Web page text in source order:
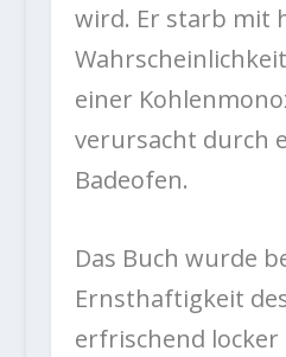
wird. Er starb mit
einer
verursacht durch
Badeofen.
Das Buch wurde
Ernsthaftigkeit
erfrischend locker